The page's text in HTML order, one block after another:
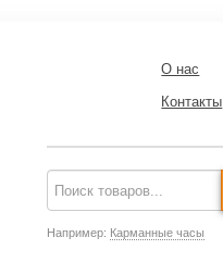
О нас
Контакты
Например: Карманные часы